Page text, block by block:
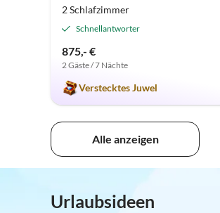
2 Schlafzimmer
Schnellantworter
875,- €
2 Gäste / 7 Nächte
Verstecktes Juwel
Alle anzeigen
Urlaubsideen